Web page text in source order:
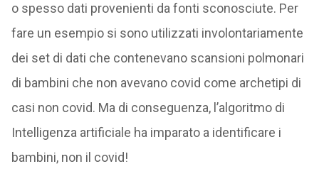
o spesso dati provenienti da fonti sconosciute. Per
fare un esempio si sono utilizzati involontariamente
dei set di dati che contenevano scansioni polmonari
di bambini che non avevano covid come archetipi di
casi non covid. Ma di conseguenza, l’algoritmo di
Intelligenza artificiale ha imparato a identificare i
bambini, non il covid!